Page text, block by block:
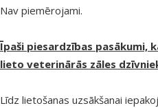
Nav piemērojami.
Īpaši piesardzības pasākumi,
lieto veterinārās zāles
Līdz lietošanas uzsākšanai